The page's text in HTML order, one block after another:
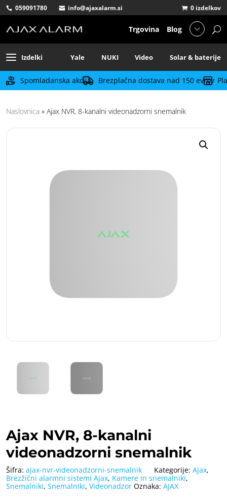
059091780 info@ajaxalarm.si 0 izdelkov
Trgovina Blog
Izdelki Yale NUKI Video Solar & baterije
Spomladanska akcija Brezplačna dostava nad 150 evrov
Naslovnica » Ajax NVR, 8-kanalni videonadzorni snemalnik
Ajax NVR, 8-kanalni
videonadzorni snemalnik
Šifra: ajax-nvr-videonadzorni-snemalnik Kategorije: Ajax,
Brezžični alarmni sistemi Ajax, Kamere in snemalniki,
Snemalniki, Snemalniki, Videonadzor Oznaka: AJAX